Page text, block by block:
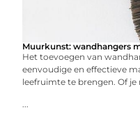
Muurkunst: wandhangers
Het toevoegen van
eenvoudige en effectieve
leefruimte te brengen. Of je
...